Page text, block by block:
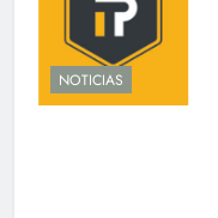
NOTICIAS